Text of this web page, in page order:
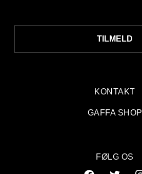
KONTAKT
GAFFA SHOP
TILMELD
FØLG OS